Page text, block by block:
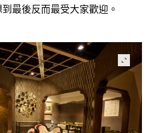
最後反而最受大家歡迎。